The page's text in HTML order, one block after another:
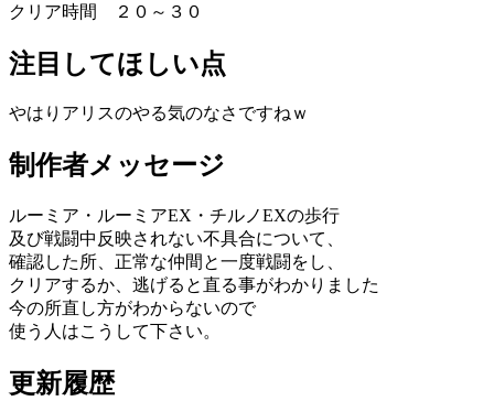
クリア時間 ２０～３０
注目してほしい点
やはりアリスのやる気のなさですねｗ
制作者メッセージ
ルーミア・ルーミアEX・チルノEXの歩行
及び戦闘中反映されない不具合について、
確認した所、正常な仲間と一度戦闘をし、
クリアするか、逃げると直る事がわかりました
今の所直し方がわからないので
使う人はこうして下さい。
更新履歴